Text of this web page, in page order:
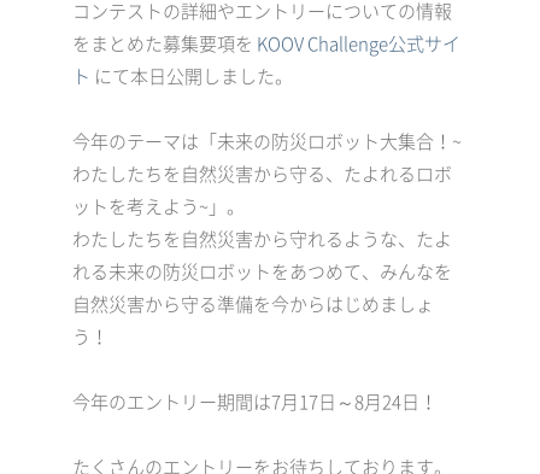
コンテストの詳細やエントリーについての情報
をまとめた募集要項を KOOV Challenge公式サイ
ト にて本日公開しました。
今年のテーマは「未来の防災ロボット大集合！~
わたしたちを自然災害から守る、たよれるロボ
ットを考えよう~」。
わたしたちを自然災害から守れるような、たよ
れる未来の防災ロボットをあつめて、みんなを
自然災害から守る準備を今からはじめましょ
う！
今年のエントリー期間は7月17日～8月24日！
たくさんのエントリーをお待ちしております。